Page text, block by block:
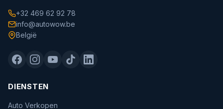
+32 469 62 92 78
info@autowow.be
België
DIENSTEN
Auto Verkopen